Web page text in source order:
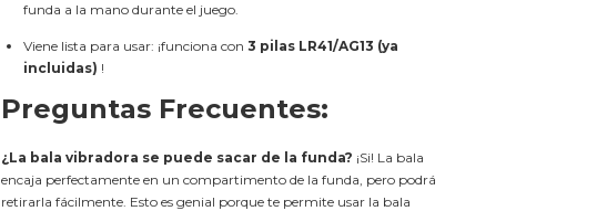
funda a la mano durante el juego.
Viene lista para usar: ¡funciona con 3 pilas LR41/AG13 (ya
incluidas) !
Preguntas Frecuentes:
¿La bala vibradora se puede sacar de la funda? ¡Si! La bala
encaja perfectamente en un compartimento de la funda, pero podrá
retirarla fácilmente. Esto es genial porque te permite usar la bala